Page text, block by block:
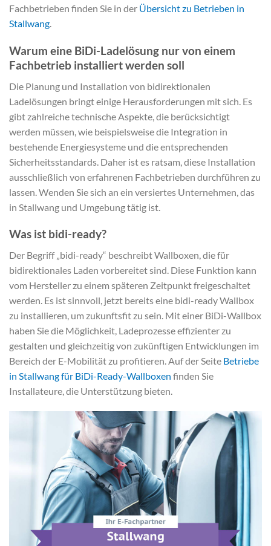
Fachbetrieben finden Sie in der Übersicht zu Betrieben in
Stallwang.
Warum eine BiDi-Ladelösung nur von einem
Fachbetrieb installiert werden soll
Die Planung und Installation von bidirektionalen
Ladelösungen bringt einige Herausforderungen mit sich. Es
gibt zahlreiche technische Aspekte, die berücksichtigt
werden müssen, wie beispielsweise die Integration in
bestehende Energiesysteme und die entsprechenden
Sicherheitsstandards. Daher ist es ratsam, diese Installation
ausschließlich von erfahrenen Fachbetrieben durchführen zu
lassen. Wenden Sie sich an ein versiertes Unternehmen, das
in Stallwang und Umgebung tätig ist.
Was ist bidi-ready?
Der Begriff „bidi-ready“ beschreibt Wallboxen, die für
bidirektionales Laden vorbereitet sind. Diese Funktion kann
vom Hersteller zu einem späteren Zeitpunkt freigeschaltet
werden. Es ist sinnvoll, jetzt bereits eine bidi-ready Wallbox
zu installieren, um zukunftsfit zu sein. Mit einer BiDi-Wallbox
haben Sie die Möglichkeit, Ladeprozesse effizienter zu
gestalten und gleichzeitig von zukünftigen Entwicklungen im
Bereich der E-Mobilität zu profitieren. Auf der Seite Betriebe
in Stallwang für BiDi-Ready-Wallboxen finden Sie
Installateure, die Unterstützung bieten.